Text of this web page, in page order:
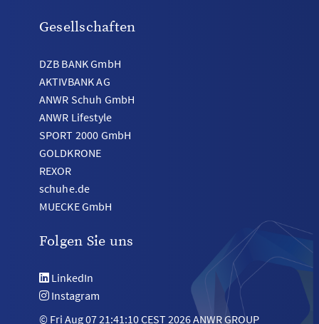
Gesellschaften
DZB BANK GmbH
AKTIVBANK AG
ANWR Schuh GmbH
ANWR Lifestyle
SPORT 2000 GmbH
GOLDKRONE
REXOR
schuhe.de
MUECKE GmbH
Folgen Sie uns
LinkedIn
Instagram
© Fri Aug 07 21:41:10 CEST 2026 ANWR GROUP